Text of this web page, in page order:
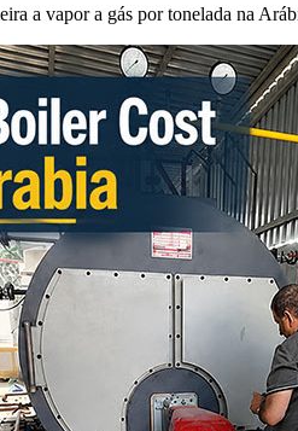
a vapor a gás por tonelada na